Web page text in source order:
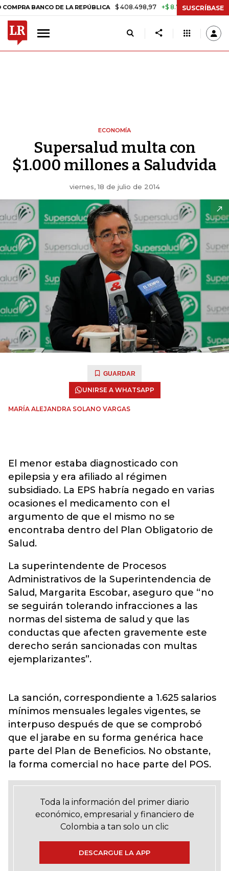
BANCO DE LA REPÚBLICA $ 408.498,97 +$ 8.753,81 +2,19% TASA
SUSCRÍBASE
ECONOMÍA
Supersalud multa con
$1.000 millones a Saludvida
viernes, 18 de julio de 2014
GUARDAR
UNIRSE A WHATSAPP
MARÍA ALEJANDRA SOLANO VARGAS
El menor estaba diagnosticado con
epilepsia y era afiliado al régimen
subsidiado. La EPS habría negado en varias
ocasiones el medicamento con el
argumento de que el mismo no se
encontraba dentro del Plan Obligatorio de
Salud.
La superintendente de Procesos
Administrativos de la Superintendencia de
Salud, Margarita Escobar, aseguro que “no
se seguirán tolerando infracciones a las
normas del sistema de salud y que las
conductas que afecten gravemente este
derecho serán sancionadas con multas
ejemplarizantes”.
La sanción, correspondiente a 1.625 salarios
mínimos mensuales legales vigentes, se
interpuso después de que se comprobó
que el jarabe en su forma genérica hace
parte del Plan de Beneficios. No obstante,
la forma comercial no hace parte del POS.
Toda la información del primer diario
económico, empresarial y financiero de
Colombia a tan solo un clic
DESCARGUE LA APP